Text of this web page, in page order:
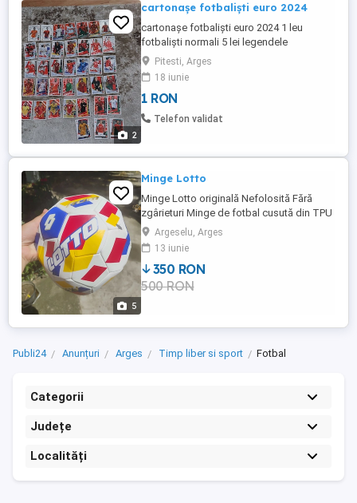
2
cartonașe fotbaliști euro 2024
cartonașe fotbaliști euro 2024 1 leu
fotbaliști normali 5 lei legendele
Pitesti, Arges
18 iunie
1 RON
Telefon validat
5
Minge Lotto
Minge Lotto originală Nefolosită Fără
zgârieturi Minge de fotbal cusută din TPU
Mărimea 5 Impecabilă Vine cu o licență
oficială DIAMETRU:21 cm Greutate:410g +
- 10g Material:TPU
Argeselu, Arges
13 iunie
350 RON
500 RON
Publi24 Anunțuri Arges Timp liber si sport Fotbal
Categorii
Județe
Localități